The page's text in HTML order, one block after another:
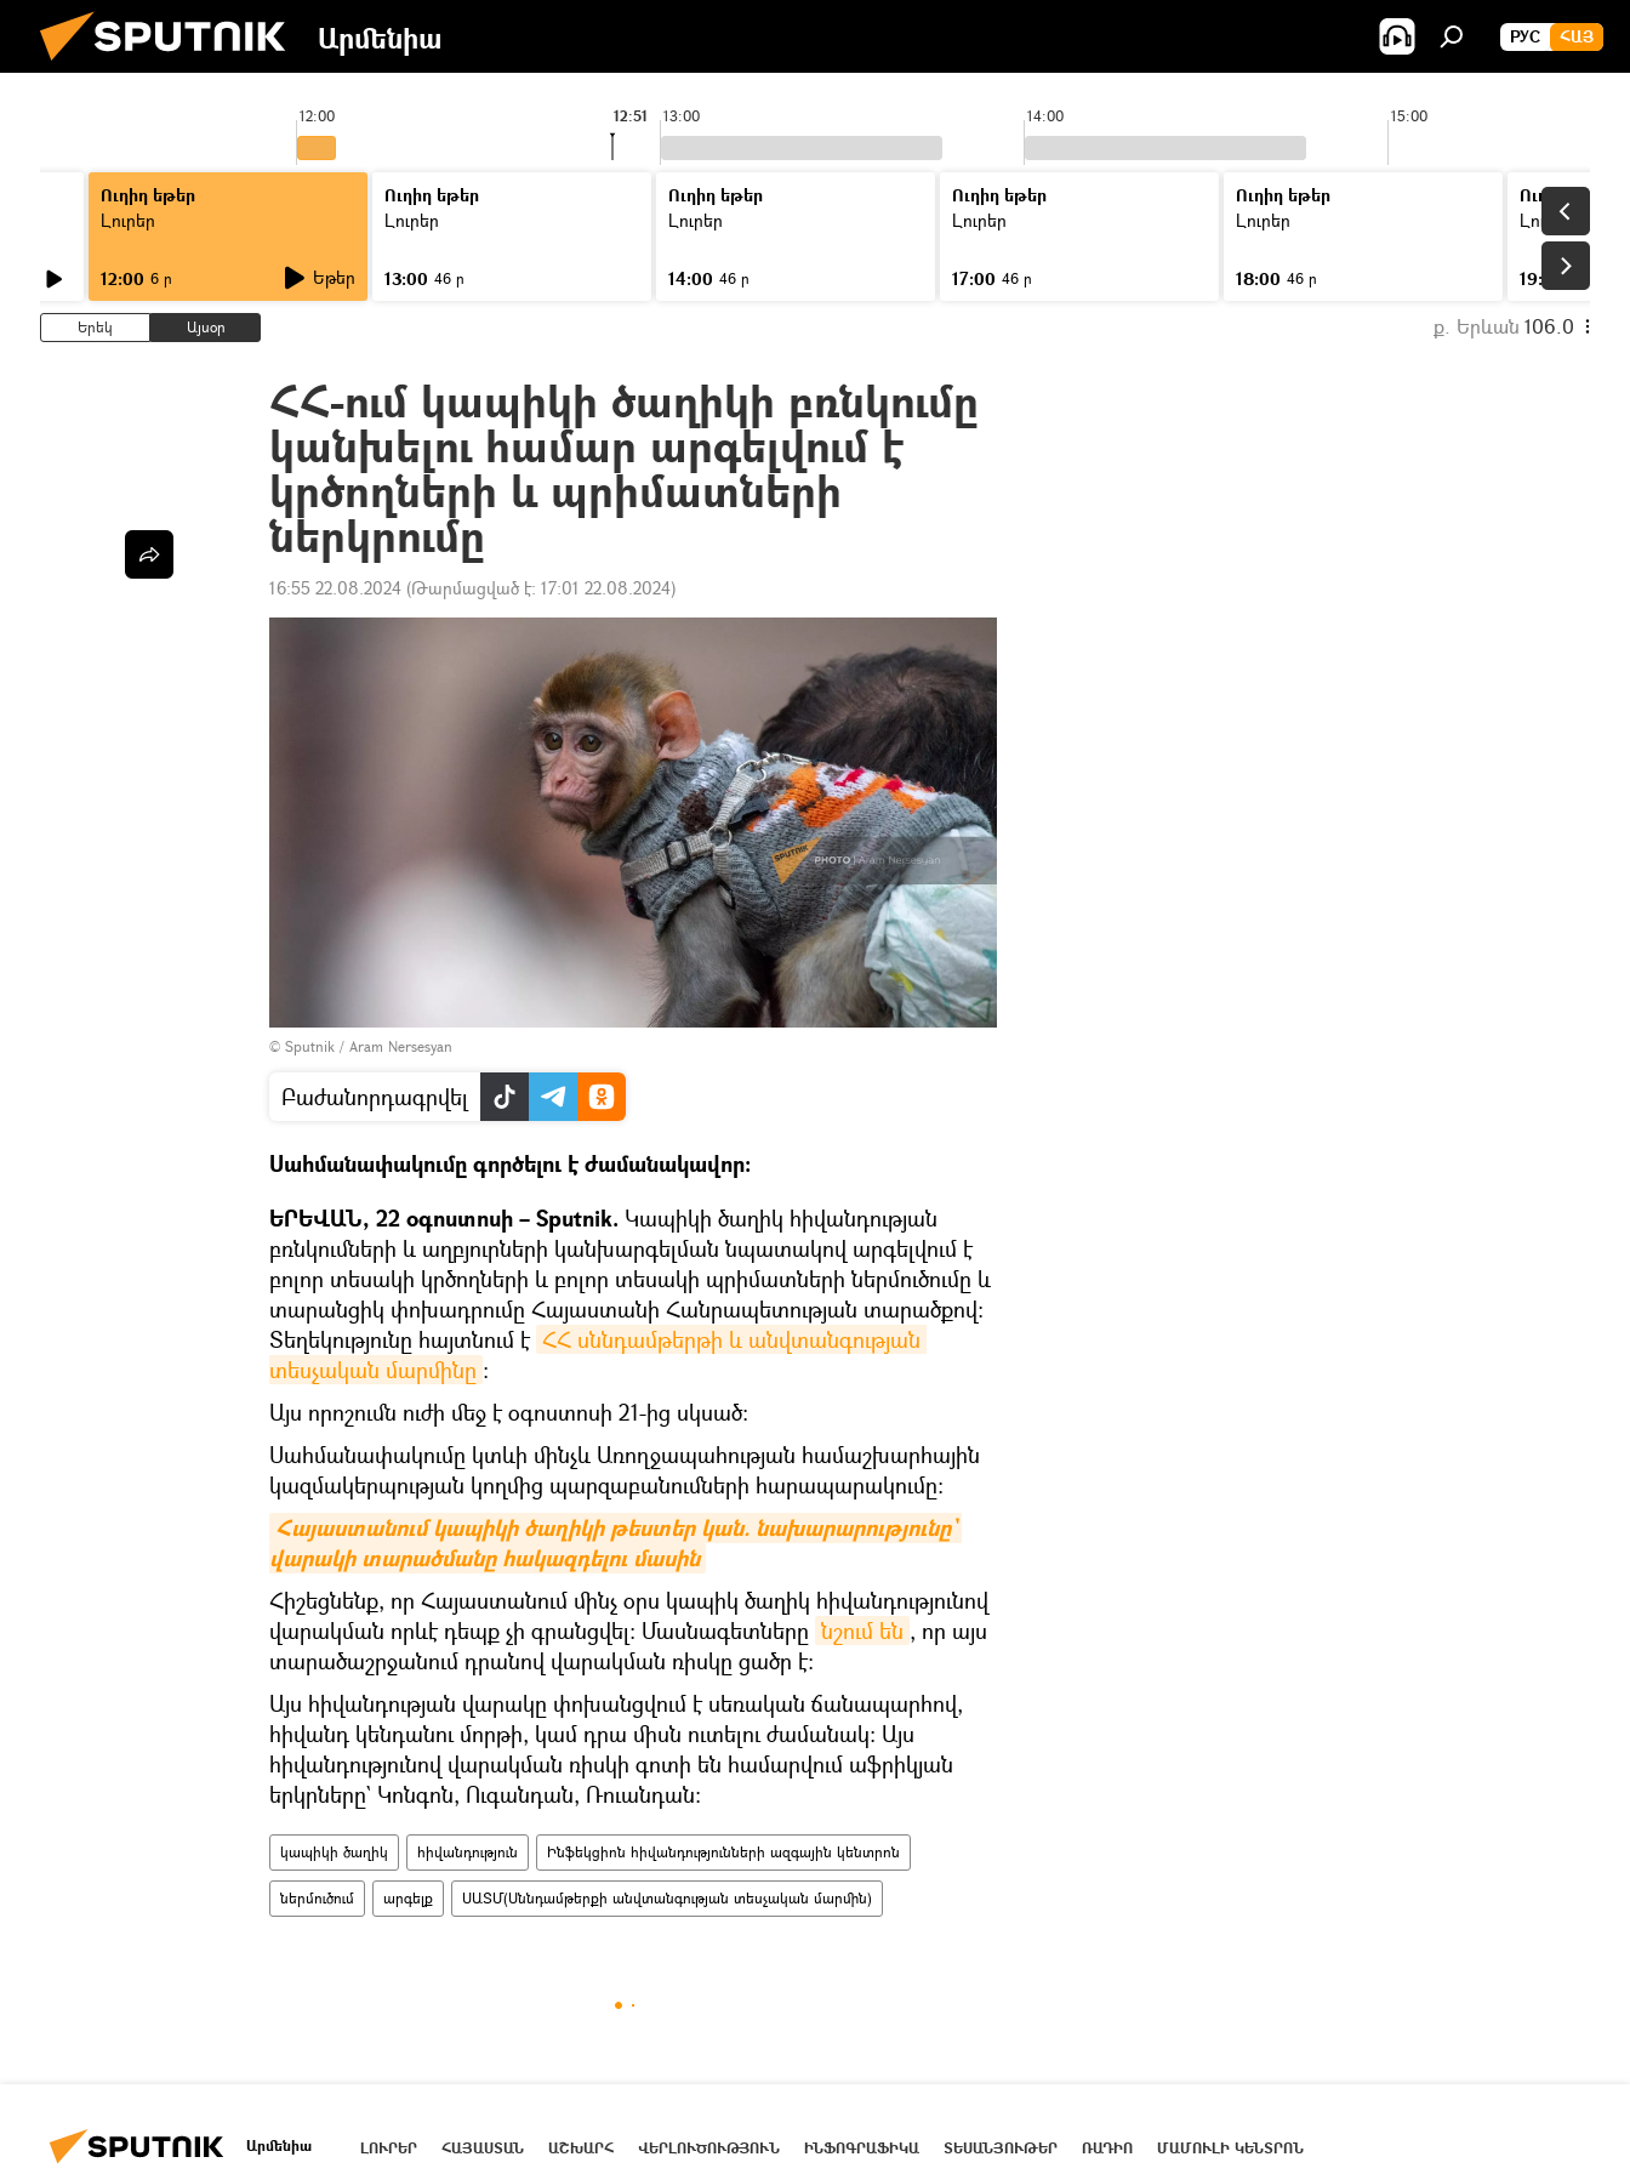
Արմենիա РУС ՀԱՅ
12:00 13:00 14:00 15:00
12:51
Ուղիղ եթեր
Լուրեր
12:00 6 ր Եթեր
Ուղիղ եթեր
Լուրեր
13:00 46 ր
Ուղիղ եթեր
Լուրեր
14:00 46 ր
Ուղիղ եթեր
Լուրեր
17:00 46 ր
Ուղիղ եթեր
Լուրեր
18:00 46 ր
Ուղիղ եթեր
Լուրեր
19:00
Երեկ Այսօր ք. Երևան 106.0
ՀՀ-ում կապիկի ծաղիկի բռնկումը
կանխելու համար արգելվում է
կրծողների և պրիմատների
ներկրումը
16:55 22.08.2024 (Թարմացված է: 17:01 22.08.2024)
© Sputnik / Aram Nersesyan
Բաժանորդագրվել
Սահմանափակումը գործելու է ժամանակավոր։
ԵՐԵՎԱՆ, 22 օգոստոսի – Sputnik. Կապիկի ծաղիկ հիվանդության
բռնկումների և աղբյուրների կանխարգելման նպատակով արգելվում է
բոլոր տեսակի կրծողների և բոլոր տեսակի պրիմատների ներմուծումը և
տարանցիկ փոխադրումը Հայաստանի Հանրապետության տարածքով։
Տեղեկությունը հայտնում է ՀՀ սննդամթերթի և անվտանգության
տեսչական մարմինը ։
Այս որոշումն ուժի մեջ է օգոստոսի 21-ից սկսած։
Սահմանափակումը կտևի մինչև Առողջապահության համաշխարհային
կազմակերպության կողմից պարզաբանումների հարապարակումը։
Հայաստանում կապիկի ծաղիկի թեստեր կան. նախարարությունը`
վարակի տարածմանը հակազդելու մասին
Հիշեցնենք, որ Հայաստանում մինչ օրս կապիկ ծաղիկ հիվանդությունով
վարակման որևէ դեպք չի գրանցվել։ Մասնագետները նշում են , որ այս
տարածաշրջանում դրանով վարակման ռիսկը ցածր է։
Այս հիվանդության վարակը փոխանցվում է սեռական ճանապարհով,
հիվանդ կենդանու մորթի, կամ դրա միսն ուտելու ժամանակ։ Այս
հիվանդությունով վարակման ռիսկի գոտի են համարվում աֆրիկյան
երկրները` Կոնգոն, Ուգանդան, Ռուանդան։
կապիկի ծաղիկ հիվանդություն Ինֆեկցիոն հիվանդությունների ազգային կենտրոն
ներմուծում արգելք ՍԱՏՄ(Սննդամթերքի անվտանգության տեսչական մարմին)
Արմենիա ԼՈՒՐԵՐ ՀԱՅԱՍՏԱՆ ԱՇԽԱՐՀ ՎԵՐԼՈՒԾՈՒԹՅՈՒՆ ԻՆՖՈԳՐԱՖԻԿԱ ՏԵՍԱՆՅՈՒԹԵՐ ՌԱԴԻՈ ՄԱՄՈՒԼԻ ԿԵՆՏՐՈՆ